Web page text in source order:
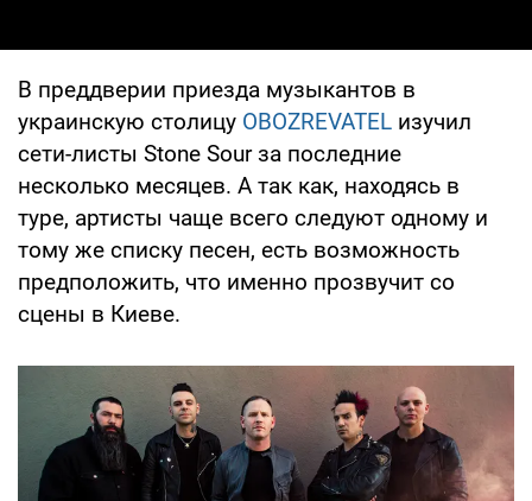
В преддверии приезда музыкантов в
украинскую столицу OBOZREVATEL изучил
сети-листы Stone Sour за последние
несколько месяцев. А так как, находясь в
туре, артисты чаще всего следуют одному и
тому же списку песен, есть возможность
предположить, что именно прозвучит со
сцены в Киеве.